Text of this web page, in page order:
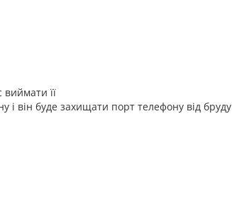
її
він буде захищати порт телефону від бруду